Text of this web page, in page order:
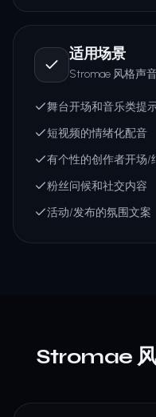
适用场景
Stromae 风格声
舞台开场和音乐类提
短视频的情绪化配音
有个性的创作者开场/
粉丝问候和社交内容
活动/发布的氛围文案
Stromae 风